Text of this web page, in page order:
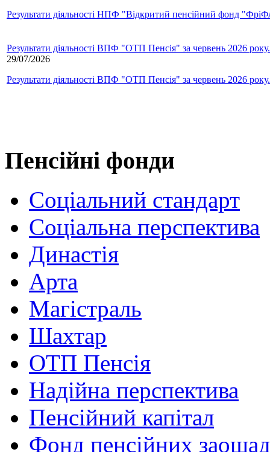
Результати діяльності НПФ "Відкритий пенсійний фонд
Результати діяльності ВПФ "ОТП Пенсія" за червень 2026 року.
29/07/2026
Результати діяльності ВПФ "ОТП Пенсія" за червень 2026 року.
Пенсійні фонди
Соціальний стандарт
Соціальна перспектива
Династія
Арта
Магістраль
Шахтар
ОТП Пенсія
Надійна перспектива
Пенсійний капітал
Фонд пенсійних